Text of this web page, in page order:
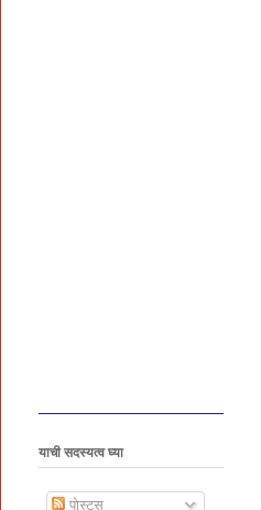
याची सदस्यत्व घ्या
पोस्ट्स